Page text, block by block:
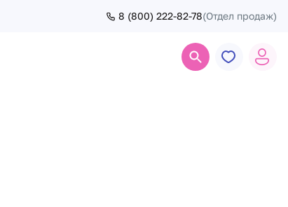
8 (800) 222-82-78(Отдел продаж)